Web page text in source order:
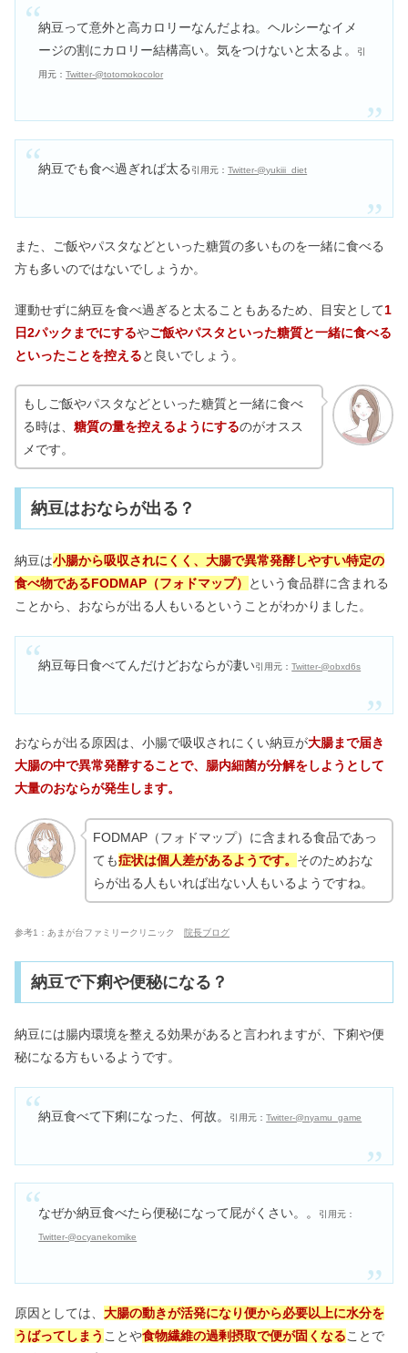
納豆って意外と高カロリーなんだよね。ヘルシーなイメ
ージの割にカロリー結構高い。気をつけないと太るよ。
引
用元：Twitter-@totomokocolor
納豆でも食べ過ぎれば太る 引用元：Twitter-@yukiii_diet
また、ご飯やパスタなどといった糖質の多いものを一緒に食べる
方も多いのではないでしょうか。
運動せずに納豆を食べ過ぎると太ることもあるため、目安として1
日2パックまでにするやご飯やパスタといった糖質と一緒に食べる
といったことを控えると良いでしょう。
もしご飯やパスタなどといった糖質と一緒に食べ
る時は、 糖質の量を控えるようにするのがオスス
メです。
納豆はおならが出る？
納豆は小腸から吸収されにくく、大腸で異常発酵しやすい特定の
食べ物であるFODMAP（フォドマップ）
という食品群に含まれる
ことから、おならが出る人もいるということがわかりました。
納豆毎日食べてんだけどおならが凄い引用元：Twitter-@obxd6s
おならが出る原因は、小腸で吸収されにくい納豆が大腸まで届き
大腸の中で異常発酵することで、腸内細菌が分解をしようとして
大量のおならが発生します。
FODMAP（フォドマップ）に含まれる食品であっ
ても症状は個人差があるようです。 そのためおな
らが出る人もいれば出ない人もいるようですね。
参考1：あまが台ファミリークリニック 院長ブログ
納豆で下痢や便秘になる？
納豆には腸内環境を整える効果があると言われますが、下痢や便
秘になる方もいるようです。
納豆食べて下痢になった、何故。 引用元：Twitter-@nyamu_game
なぜか納豆食べたら便秘になって屁がくさい。。 引用元：
Twitter-@ocyanekomike
原因としては、 大腸の動きが活発になり便から必要以上に水分を
うばってしまう ことや食物繊維の過剰摂取で便が固くなることで